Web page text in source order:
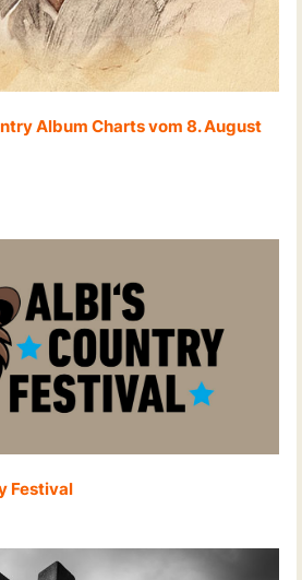
Album Charts vom 8. August
Festival